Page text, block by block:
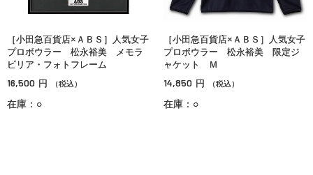
［小田急百貨店×ＡＢＳ］人気女子
プロボウラー 松永裕美 メモラ
ビリア・フォトフレーム
16,500 円 （税込）
在庫：○
［小田急百貨店×ＡＢＳ］人気女子
プロボウラー 松永裕美 限定ジ
ャケット Ｍ
14,850 円 （税込）
在庫：○